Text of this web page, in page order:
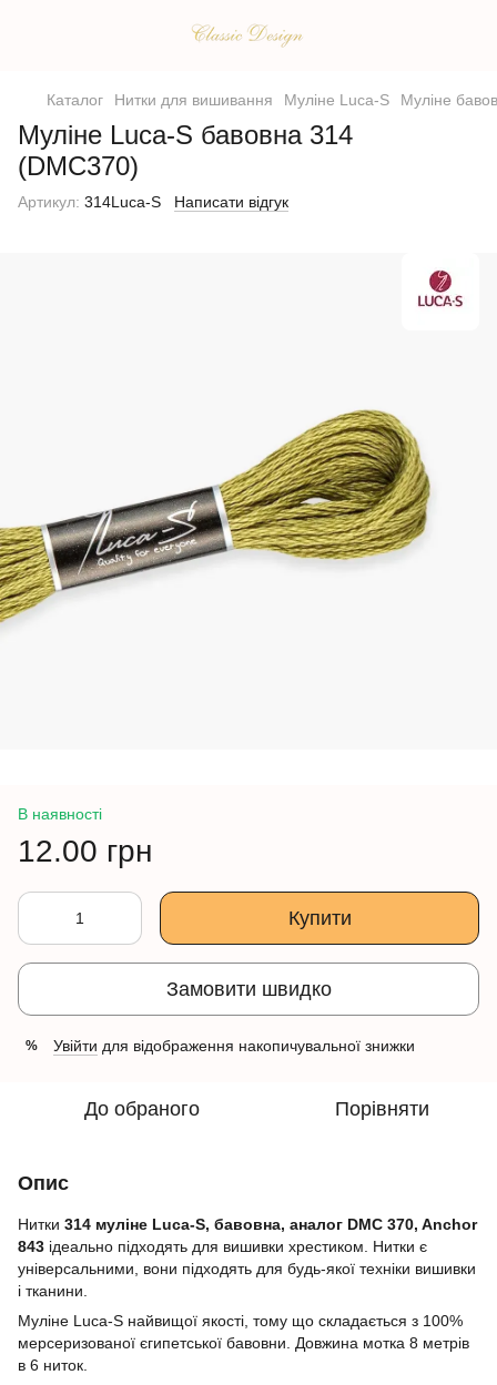
Каталог Нитки для вишивання Муліне Luca-S Муліне
Муліне Luca-S бавовна 314
(DMC370)
Артикул: 314Luca-S Написати відгук
В наявності
12.00 грн
Купити
Замовити швидко
% Увійти для відображення накопичувальної знижки
До обраного Порівняти
Опис
Нитки 314 муліне Luca-S, бавовна, аналог DMC 370, Anchor
843 ідеально підходять для вишивки хрестиком. Нитки є
універсальними, вони підходять для будь-якої техніки вишивки
і тканини.
Муліне Luca-S найвищої якості, тому що складається з 100%
мерсеризованої єгипетської бавовни. Довжина мотка 8 метрів
в 6 ниток.